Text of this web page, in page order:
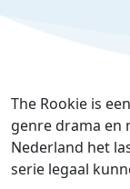
The Rookie is
genre drama en
Nederland het
serie legaal